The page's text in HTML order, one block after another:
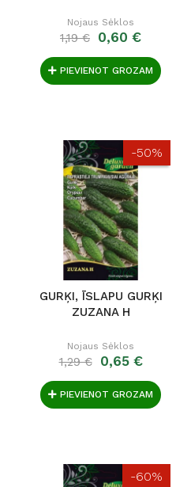
Nojaus Sėklos
1,19 € 0,60 €
PIEVIENOT GROZAM
-50%
GURĶI, ĪSLAPU GURĶI
ZUZANA H
Nojaus Sėklos
1,29 € 0,65 €
PIEVIENOT GROZAM
-60%